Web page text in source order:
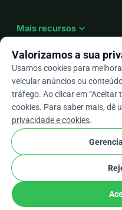
Mais recursos expand_more
Ptarrow_drop_down
★★★★★4,9 / 5 com
WhyDonate
Termos e condições
stripe
Valorizamos a sua
Usamos cookies para
veicular anúncios ou
tráfego. Ao clicar em “Aceitar
cookies. Para saber mais, dê
privacidade e cookies.